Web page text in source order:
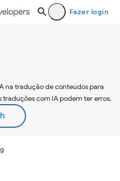
Fazer login
na tradução de conteúdos para
com IA podem ter erros.